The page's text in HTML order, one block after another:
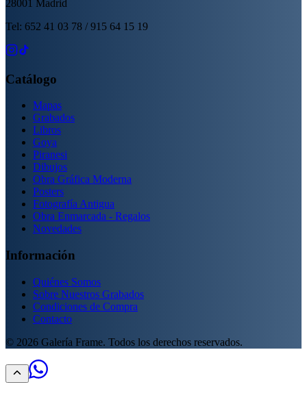
28001 Madrid
Tel: 652 41 03 78 / 915 64 15 19
Catálogo
Mapas
Grabados
Libros
Goya
Piranesi
Dibujos
Obra Gráfica Moderna
Posters
Fotografía Antigua
Obra Enmarcada - Regalos
Novedades
Información
Quiénes Somos
Sobre Nuestros Grabados
Condiciones de Compra
Contacto
© 2026 Galería Frame. Todos los derechos reservados.